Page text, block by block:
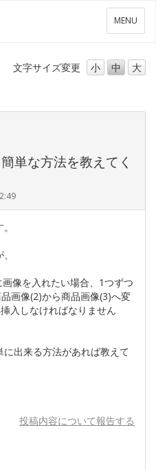
メ
ニ
ー
MENU
文字サイズ変更 小 中 大
単な方法を教えてく
像を入れたい場合、1つずつ
画像(2)から商品画像(3)へ変
入しなければなりません
出来る方法があれば教えて
投稿内容について報告する